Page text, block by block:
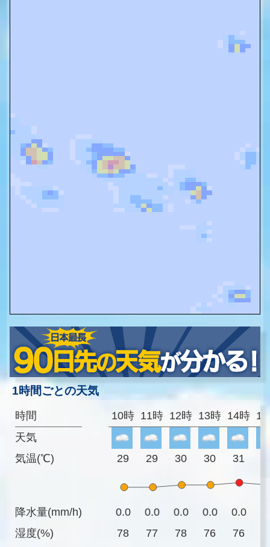
1時間ごとの天気
時間
天気
気温(℃)
降水量(mm/h)
湿度(%)
10時 11時 12時 13時 14時
29 29 30 30 31
0.0 0.0 0.0 0.0 0.0
78
77 78 76 76